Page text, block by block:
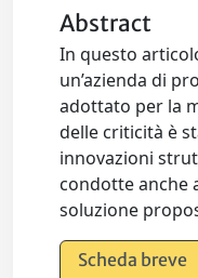
Abstract
In questo
un’azienda di
adottato per la
delle criticità è
innovazioni
condotte anche
soluzione
Scheda breve